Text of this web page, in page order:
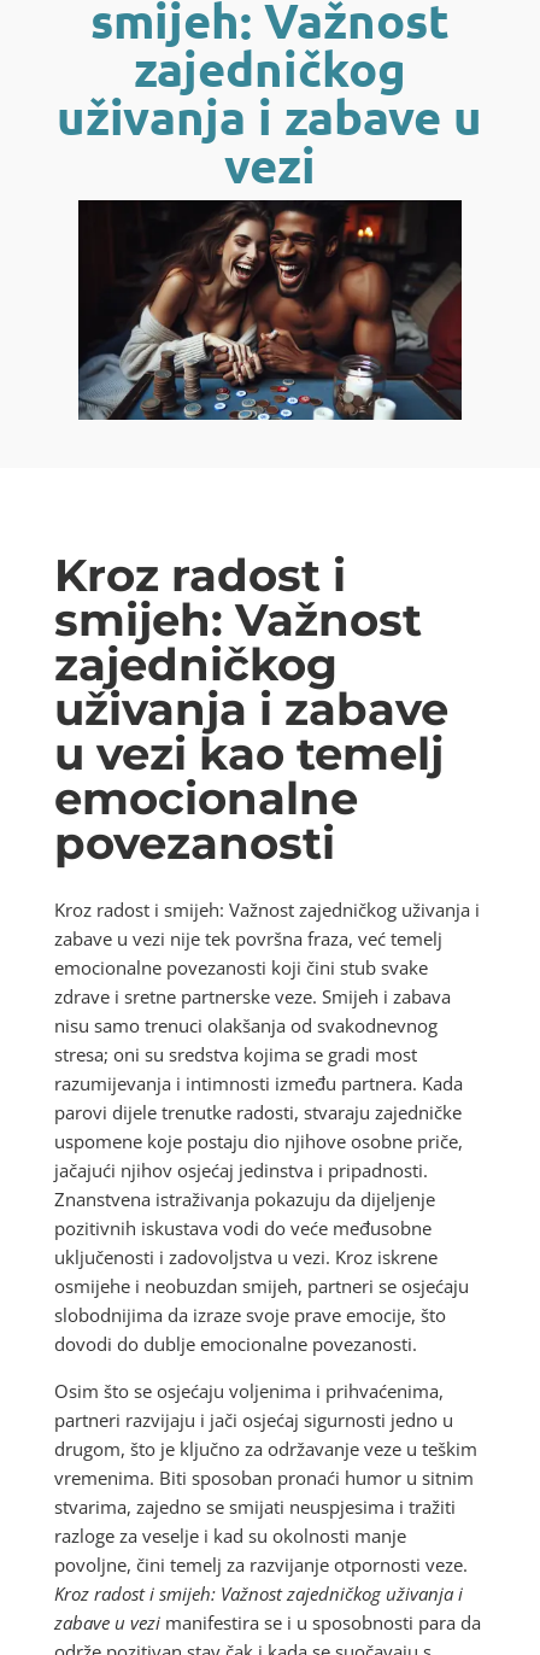
smijeh: Važnost
zajedničkog
uživanja i zabave u
vezi
Kroz radost i
smijeh: Važnost
zajedničkog
uživanja i zabave
u vezi kao temelj
emocionalne
povezanosti
Kroz radost i smijeh: Važnost zajedničkog uživanja i
zabave u vezi nije tek površna fraza, već temelj
emocionalne povezanosti koji čini stub svake
zdrave i sretne partnerske veze. Smijeh i zabava
nisu samo trenuci olakšanja od svakodnevnog
stresa; oni su sredstva kojima se gradi most
razumijevanja i intimnosti između partnera. Kada
parovi dijele trenutke radosti, stvaraju zajedničke
uspomene koje postaju dio njihove osobne priče,
jačajući njihov osjećaj jedinstva i pripadnosti.
Znanstvena istraživanja pokazuju da dijeljenje
pozitivnih iskustava vodi do veće međusobne
uključenosti i zadovoljstva u vezi. Kroz iskrene
osmijehe i neobuzdan smijeh, partneri se osjećaju
slobodnijima da izraze svoje prave emocije, što
dovodi do dublje emocionalne povezanosti.
Osim što se osjećaju voljenima i prihvaćenima,
partneri razvijaju i jači osjećaj sigurnosti jedno u
drugom, što je ključno za održavanje veze u teškim
vremenima. Biti sposoban pronaći humor u sitnim
stvarima, zajedno se smijati neuspjesima i tražiti
razloge za veselje i kad su okolnosti manje
povoljne, čini temelj za razvijanje otpornosti veze.
Kroz radost i smijeh: Važnost zajedničkog uživanja i
zabave u vezimanifestira se i u sposobnosti para da